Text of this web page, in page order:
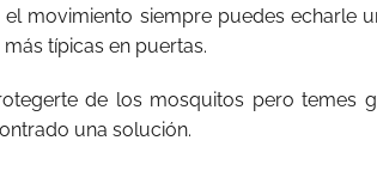
movimiento siempre puedes echarle
típicas en puertas.
de los mosquitos pero temes
una solución.